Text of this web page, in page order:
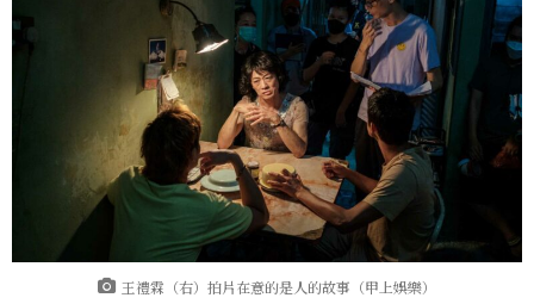
王禮霖（右）拍片在意的是人的故事（甲上娛樂）